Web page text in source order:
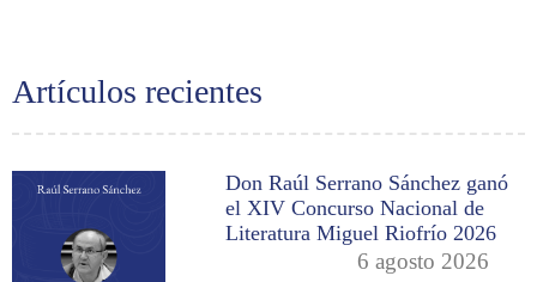
Artículos recientes
Don Raúl Serrano Sánchez ganó
el XIV Concurso Nacional de
Literatura Miguel Riofrío 2026
6 agosto 2026